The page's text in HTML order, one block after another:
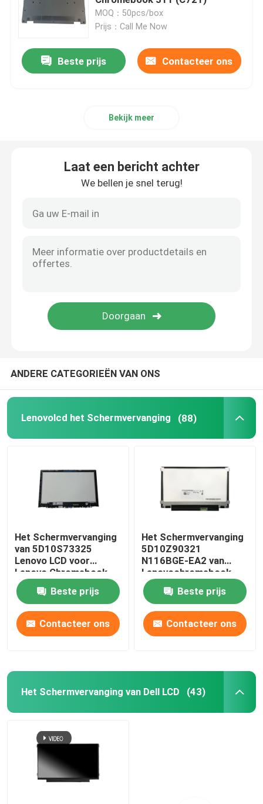
Het Schermvervanging van HP LCD
Het Schermvervanging van Acer LCD
Asuslcd het Schermvervanging
Samsung-Laptop LCD het Schermvervanging
Laptop het LEIDENE Scherm
De Spaander van geïntegreerde schakelingen
Laptop de Dekking van Palmrest
Laptop Toetsenbordvervanging
Laptop Batterijvervanging
MOQ：50pcs/box
Prijs：Call Me Now
Beste prijs Contacteer ons
Bekijk meer
Laat een bericht achter
We bellen je snel terug!
ANDERE CATEGORIEËN VAN ONS
Lenovolcd het Schermvervanging (88)
Het Schermvervanging
van 5D10S73325
Lenovo LCD voor
Lenovo Chromebook
C330 B116XAB01
Beste prijs
Contacteer ons
Het Schermvervanging
5D10Z90321
N116BGE-EA2 van
Lenovochromebook
100E Gen3 AMD LCD
Beste prijs
Contacteer ons
Het Schermvervanging van Dell LCD (43)